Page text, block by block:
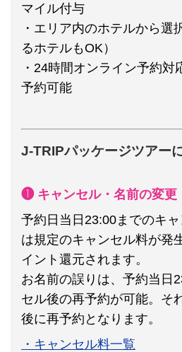
マイル付与
・エリア内のホテルから選
るホテルもOK）
・24時間オンライン予約対
予約可能
J-TRIPパッケージツアー
❶ キャンセル・名前の変更
予約日当日23:00までのキ
は規定のキャンセル料が発
イント還元されます。
お名前の誤りは、予約当日
セル後の再予約が可能。そ
後に再予約となります。
・キャンセル料一覧